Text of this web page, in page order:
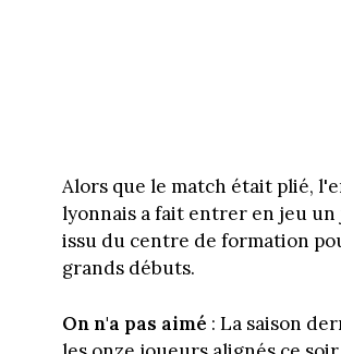
Alors que le match était plié,
lyonnais a fait entrer en jeu un
issu du centre de formation
grands débuts.
On n'a pas aimé : La saison